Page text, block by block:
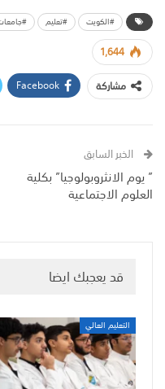
#الكويت #تعليم
1,644
مشاركة
Facebook
الخبر السابق
” يوم الانثروبولوجيا” بكلية
العلوم الاجتماعية
قد يعجبك ايضا
التعليم العالي